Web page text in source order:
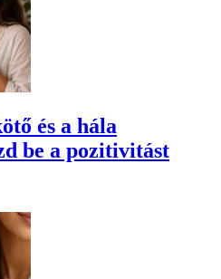
és a hála
be a pozitivitást